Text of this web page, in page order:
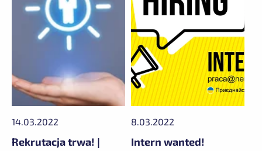
14.03.2022
Rekrutacja trwa! |
8.03.2022
Intern wanted!